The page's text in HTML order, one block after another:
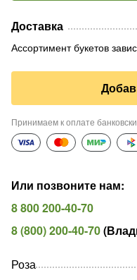
Доставка
Ассортимент букетов
Принимаем к оплате
Или позвоните нам:
8 800 200-40-70
8 (800) 200-40-70(
Роза